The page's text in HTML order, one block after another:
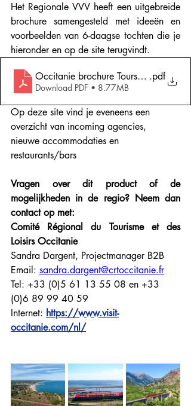
Het Regionale VVV heeft een uitgebreide
brochure samengesteld met ideeën en
voorbeelden van 6-daagse tochten die je
hieronder en op de site terugvindt.
Occitanie brochure Tours by train
.pdf
Download PDF • 8.77MB
Op deze site vind je eveneens een
overzicht van incoming agencies,
nieuwe accommodaties en
restaurants/bars
Vragen over dit product of de
mogelijkheden in de regio? Neem dan
contact op met:
Comité Régional du Tourisme et des
Loisirs Occitanie
Sandra Dargent, Projectmanager B2B
Email: sandra.dargent@crtoccitanie.fr
Tel: +33 (0)5 61 13 55 08 en +33
(0)6 89 99 40 59
Internet: https://www.visit-
occitanie.com/nl/